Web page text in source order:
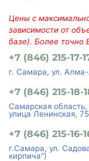
Цены с
зависимости от
базе). Более точно
+7 (846) 215-17-
г. Самара, ул.
+7 (846) 215-18-
Самарская
улица Ленинская,
+7 (846) 215-16-
г.Самара, ул.
кирпича")